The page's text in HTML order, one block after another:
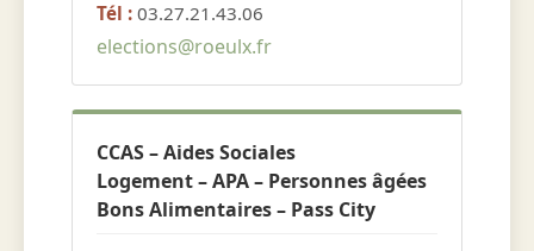
Tél : 03.27.21.43.06
elections@roeulx.fr
CCAS – Aides Sociales
Logement – APA – Personnes âgées
Bons Alimentaires – Pass City